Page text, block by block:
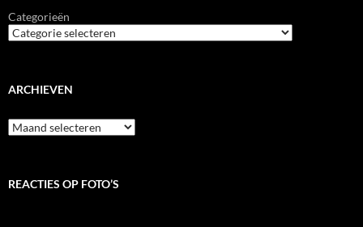
Categorieën
ARCHIEVEN
Archieven
REACTIES OP FOTO’S